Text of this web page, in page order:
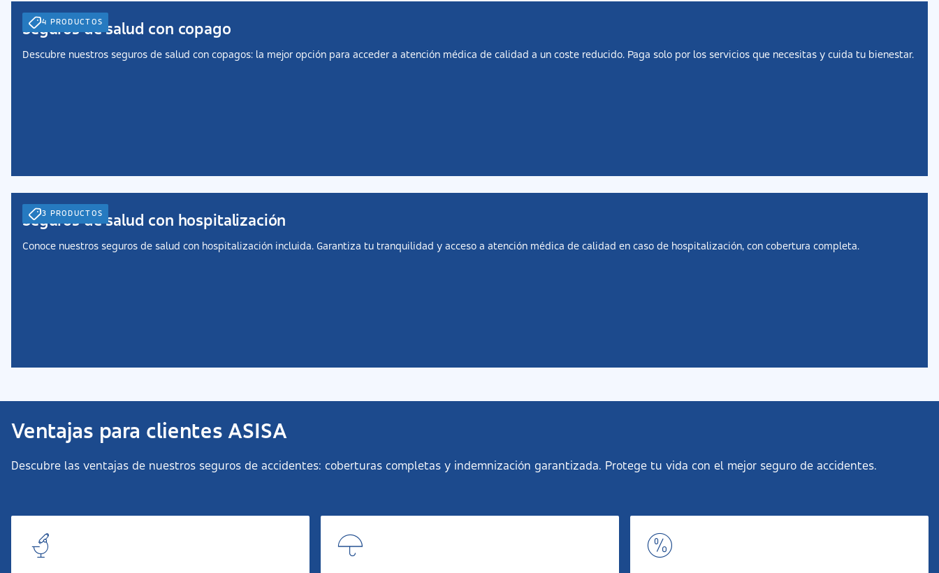
4 PRODUCTOS
Seguros de salud con copago
Descubre nuestros seguros de salud con copagos: la mejor opción para acceder a atención médica de calidad a un coste reducido. Paga solo por los servicios que necesitas y cuida tu bienestar.
3 PRODUCTOS
Seguros de salud con hospitalización
Conoce nuestros seguros de salud con hospitalización incluida. Garantiza tu tranquilidad y acceso a atención médica de calidad en caso de hospitalización, con cobertura completa.
Ventajas para clientes ASISA
Descubre las ventajas de nuestros seguros de accidentes: coberturas completas y indemnización garantizada. Protege tu vida con el mejor seguro de accidentes.